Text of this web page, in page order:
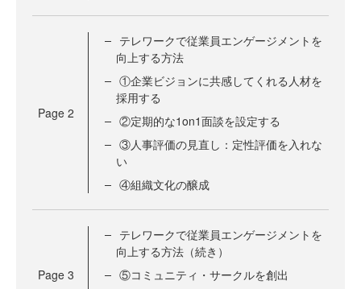
Page 2
テレワークで従業員エンゲージメントを
向上する方法
①企業ビジョンに共感してくれる人材を
採用する
②定期的な1on1面談を設定する
③人事評価の見直し：定性評価を入れな
い
④組織文化の醸成
Page 3
テレワークで従業員エンゲージメントを
向上する方法（続き）
⑤コミュニティ・サークルを創出